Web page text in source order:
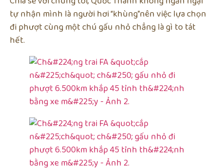
tự nhận mình là người hơi “khùng”nên việc lựa chọn
đi phượt cùng một chú gấu nhỏ chẳng là gì to tát
hết.